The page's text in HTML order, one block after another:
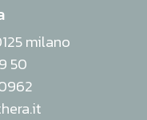
milano
50